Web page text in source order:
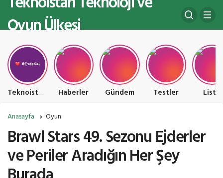
Oyun Ülkesi
Teknoistan Teknoloji ve Oyun Ülkesi Haberler Gündem Testler Liste
Anasayfa Oyun
Brawl Stars 49. Sezonu Ejderler
ve Periler Aradığın Her Şey